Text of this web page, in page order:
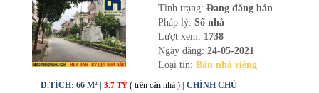
Tình trạng: Đang đăng bán
Pháp lý: Sổ nhà
Lượt xem: 1738
Ngày đăng: 24-05-2021
Loại tin: Bán nhà riêng
D.TÍCH: 66 M² | 3.7 TỶ ( trên căn nhà ) | CHÍNH CHỦ